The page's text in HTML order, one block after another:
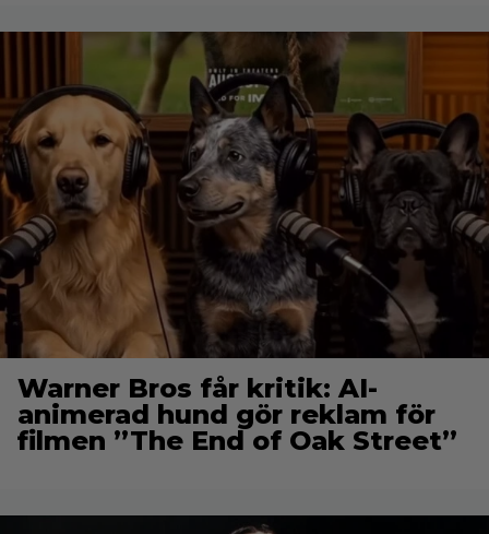
Warner Bros får kritik: AI-
animerad hund gör reklam för
filmen ”The End of Oak Street”